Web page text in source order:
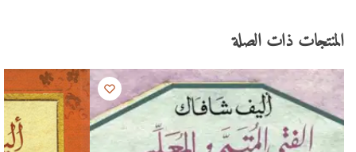
المنتجات ذات الصلة